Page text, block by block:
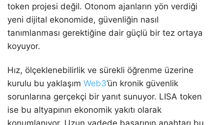
token projesi değil. Otonom ajanların yön verdiği
yeni dijital ekonomide, güvenliğin nasıl
tanımlanması gerektiğine dair güçlü bir tez ortaya
koyuyor.
Hız, ölçeklenebilirlik ve sürekli öğrenme üzerine
kurulu bu yaklaşım Web3’ün kronik güvenlik
sorunlarına gerçekçi bir yanıt sunuyor. LISA token
ise bu altyapının ekonomik yakıtı olarak
konumlanıyor. Uzun vadede başarının anahtarı bu